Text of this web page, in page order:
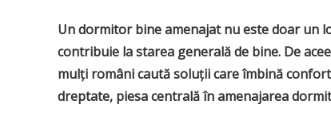
Un dormitor bine amenajat nu este doar un
contribuie la starea generală de bine. De
mulți români caută soluții care îmbină
dreptate, piesa centrală în amenajarea